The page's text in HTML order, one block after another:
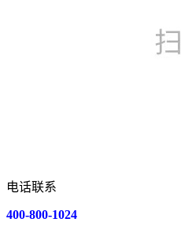
电话联系
400-800-1024